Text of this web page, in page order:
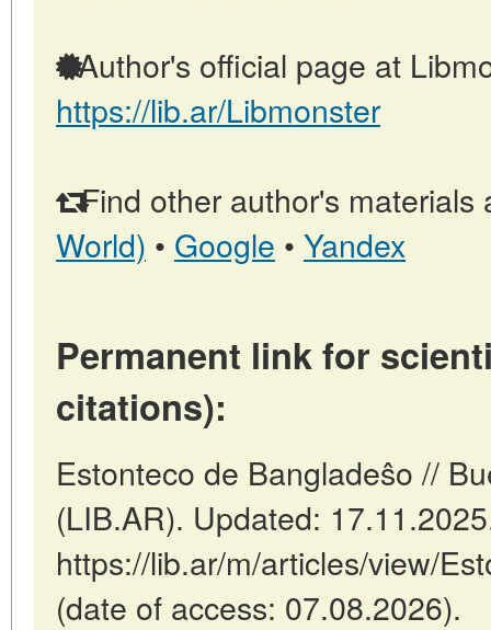
Author's official page at
https://lib.ar/Libmonster
Find other author's materials
World) • Google • Yandex
Permanent link for
citations):
Estonteco de Bangladeŝo //
(LIB.AR). Updated:
https://lib.ar/m/articles/view/
(date of access: 07.08.2026).